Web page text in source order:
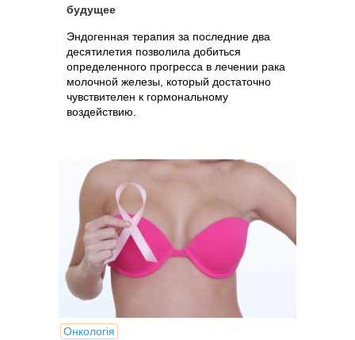
будущее
Эндогенная терапия за последние два
десятилетия позволила добиться
определенного прогресса в лечении рака
молочной железы, который достаточно
чувствителен к гормональному
воздействию.
Онкологія